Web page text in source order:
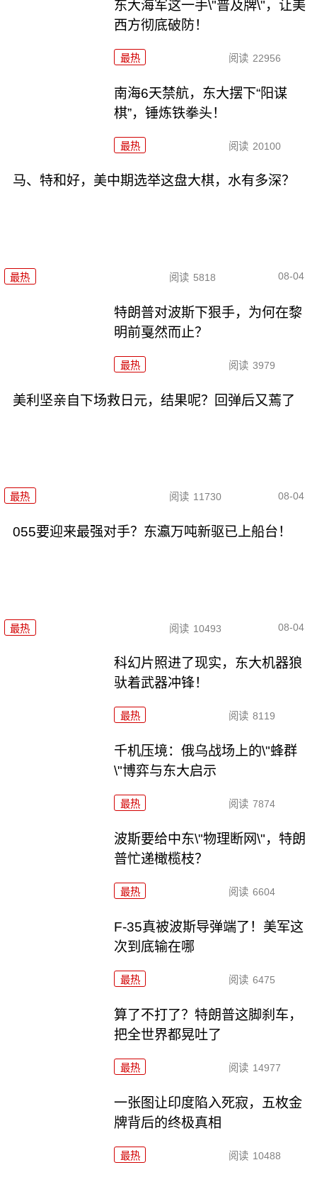
东大海军这一手\"普及牌\"，让美
西方彻底破防！
最热 阅读 22956
南海6天禁航，东大摆下“阳谋
棋”，锤炼铁拳头！
最热 阅读 20100
马、特和好，美中期选举这盘大棋，水有多深？
最热 阅读 5818 08-04
特朗普对波斯下狠手，为何在黎
明前戛然而止？
最热 阅读 3979
美利坚亲自下场救日元，结果呢？回弹后又蔫了
最热 阅读 11730 08-04
055要迎来最强对手？东瀛万吨新驱已上船台！
最热 阅读 10493 08-04
科幻片照进了现实，东大机器狼
驮着武器冲锋！
最热 阅读 8119
千机压境：俄乌战场上的\"蜂群
\"博弈与东大启示
最热 阅读 7874
波斯要给中东\"物理断网\"，特朗
普忙递橄榄枝？
最热 阅读 6604
F-35真被波斯导弹端了！美军这
次到底输在哪
最热 阅读 6475
算了不打了？特朗普这脚刹车，
把全世界都晃吐了
最热 阅读 14977
一张图让印度陷入死寂，五枚金
牌背后的终极真相
最热 阅读 10488